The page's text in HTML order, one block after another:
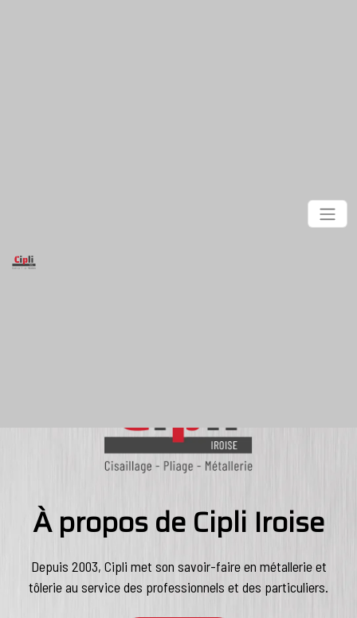
À propos de Cipli Iroise
Depuis 2003, Cipli met son savoir-faire en métallerie et
tôlerie au service des professionnels et des particuliers.